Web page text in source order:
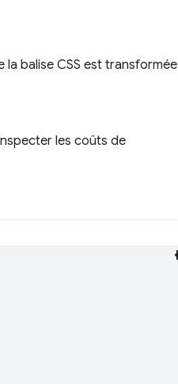
balise CSS est transformée
les coûts de